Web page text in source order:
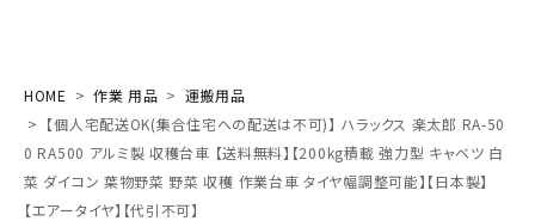
search
HOME 作業 用品
運搬用品
【個人宅配送OK(集合住宅への配送は不可)】 ハラックス 楽太郎 RA-50
0 RA500 アルミ製 収穫台車 【送料無料】【200kg積載 強力型 キャベツ 白
菜 ダイコン 葉物野菜 野菜 収穫 作業台車 タイヤ幅調整可能】【日本製】
【エアータイヤ】【代引不可】